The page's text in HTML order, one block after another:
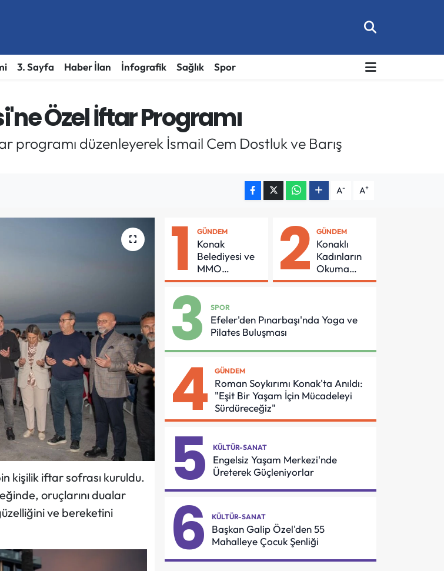
3. Sayfa Haber İlan İnfografik Sağlık Spor
Özel İftar Programı
programı düzenleyerek İsmail Cem Dostluk ve Barış
A- A+
kişilik iftar sofrası kuruldu.
oruçlarını dualar
ve bereketini
1 GÜNDEM
Konak
Belediyesi ve
MMO
Arasında
Güvenliği İçin
Önemli
Protokol
2 GÜNDEM
Konaklı
Kadınların
Okuma
Azmi Örnek
3 SPOR
Efeler'den Pınarbaşı'nda Yoga ve
Pilates Buluşması
4 GÜNDEM
Roman Soykırımı Konak'ta Anıldı:
"Eşit Bir Yaşam İçin Mücadeleyi
Sürdüreceğiz"
5 KÜLTÜR-SANAT
Engelsiz Yaşam Merkezi'nde
Üreterek Güçleniyorlar
6 KÜLTÜR-SANAT
Başkan Galip Özel'den 55
Mahalleye Çocuk Şenliği